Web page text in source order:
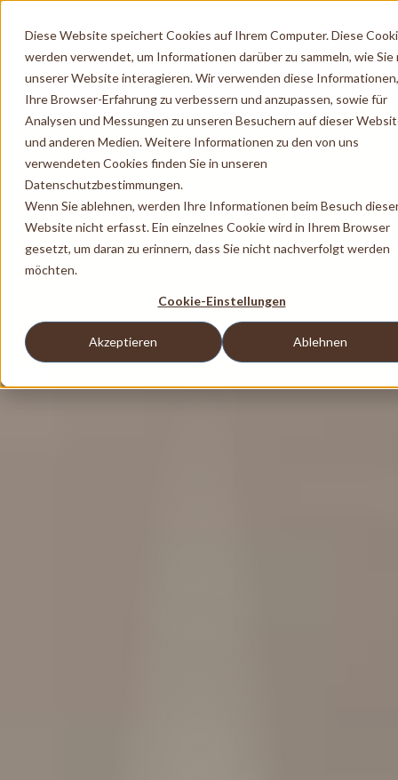
Diese Website speichert Cookies auf Ihrem Computer. Diese
werden verwendet, um Informationen darüber zu sammeln, wie Sie
unserer Website interagieren. Wir verwenden diese
Ihre Browser-Erfahrung zu verbessern und anzupassen, sowie für
Analysen und Messungen zu unseren Besuchern auf dieser
und anderen Medien. Weitere Informationen zu den von uns
verwendeten Cookies finden Sie in unseren
Datenschutzbestimmungen.
Wenn Sie ablehnen, werden Ihre Informationen beim Besuch
Website nicht erfasst. Ein einzelnes Cookie wird in Ihrem Browser
gesetzt, um daran zu erinnern, dass Sie nicht nachverfolgt werden
möchten.
Cookie-Einstellungen
Akzeptieren Ablehnen